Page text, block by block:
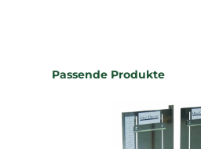
Produktgalerie überspringen
Passende Produkte